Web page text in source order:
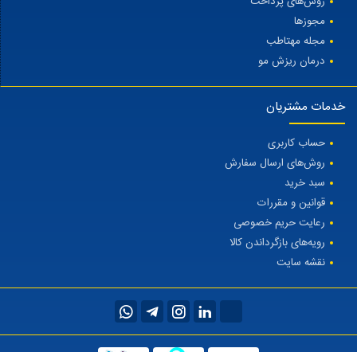
مجوزها
مجله مهتاطب
درمان ریزش مو
خدمات مشتریان
حساب کاربری
روش‌های ارسال سفارش
سبد خرید
قوانین و مقررات
رعایت حریم خصوصی
رویه‌های بازگرداندن کالا
نقشه سایت